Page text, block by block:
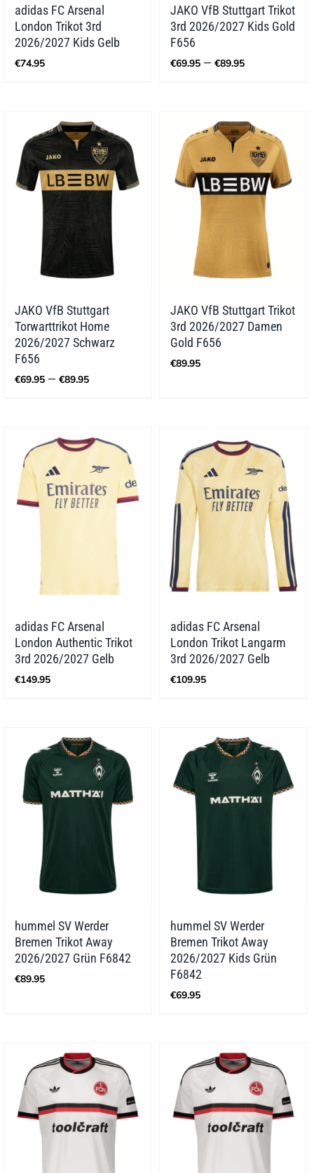
adidas FC Arsenal
London Trikot 3rd
2026/2027 Kids Gelb
€74.95
JAKO VfB Stuttgart Trikot
3rd 2026/2027 Kids Gold
F656
€69.95 – €89.95
JAKO VfB Stuttgart
Torwarttrikot Home
2026/2027 Schwarz
F656
€69.95 – €89.95Preisspanne:
JAKO VfB Stuttgart Trikot
3rd 2026/2027 Damen
Gold F656
€89.95
adidas FC Arsenal
London Authentic Trikot
3rd 2026/2027 Gelb
€149.95
adidas FC Arsenal
London Trikot Langarm
3rd 2026/2027 Gelb
€109.95
hummel SV Werder
Bremen Trikot Away
2026/2027 Grün F6842
€89.95
hummel SV Werder
Bremen Trikot Away
2026/2027 Kids Grün
F6842
€69.95